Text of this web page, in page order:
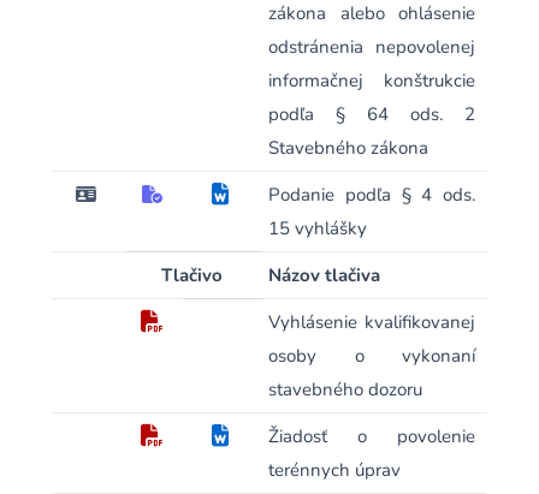
zákona alebo ohlásenie
odstránenia nepovolenej
informačnej konštrukcie
podľa § 64 ods. 2
Stavebného zákona
Podanie podľa § 4 ods.
15 vyhlášky
Tlačivo
Názov tlačiva
Vyhlásenie kvalifikovanej
osoby o vykonaní
stavebného dozoru
Žiadosť o povolenie
terénnych úprav